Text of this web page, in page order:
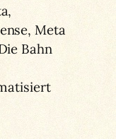
Meta
Bahn